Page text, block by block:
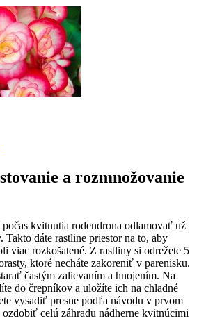
a rozmnožovanie
kvitnutia rodendrona odlamovať už
Takto dáte rastline priestor na to, aby
viac rozkošatené. Z rastliny si odrežete 5
ktoré necháte zakoreniť v parenisku.
častým zalievaním a hnojením. Na
do črepníkov a uložíte ich na chladné
vysadiť presne podľa návodu v prvom
celú záhradu nádherne kvitnúcimi